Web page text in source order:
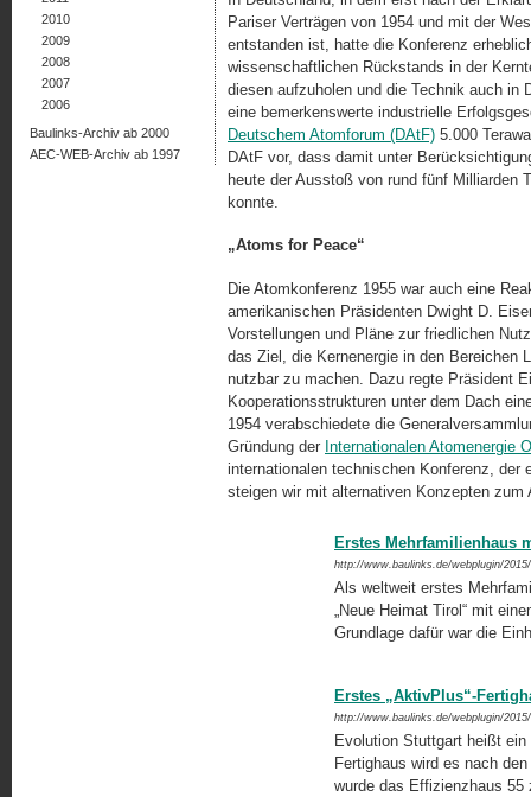
Pariser Verträgen von 1954 und mit der
entstanden ist, hatte die Konferenz
wissenschaftlichen Rückstands in der
diesen aufzuholen und die Technik auch in
eine bemerkenswerte industrielle
Deutschem Atomforum (DAtF) 5.000
DAtF vor, dass damit unter
heute der Ausstoß von rund fünf Milliarden
konnte.
„Atoms for Peace“
Die Atomkonferenz 1955 war auch eine
amerikanischen Präsidenten Dwight D.
Vorstellungen und Pläne zur friedlichen
das Ziel, die Kernenergie in den Bereichen
nutzbar zu machen. Dazu regte Präsident
Kooperationsstrukturen unter dem Dach
1954 verabschiedete die
Gründung der Internationalen Atomenergie
internationalen technischen Konferenz,
steigen wir mit alternativen Konzepten
Erstes Mehrfamilienhaus
http://www.baulinks.de/webplugin/
Als weltweit erstes
„Neue Heimat Tirol“ mit
Grundlage dafür war die
Erstes „AktivPlus“-
http://www.baulinks.de/webplugin/
Evolution Stuttgart heißt
Fertighaus wird es nach
wurde das Effizienzhaus
2010
2009
2008
2007
2006
Baulinks-Archiv ab 2000
AEC-WEB-Archiv ab 1997